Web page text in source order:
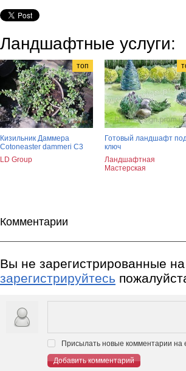
Ландшафтные услуги:
топ
Кизильник Даммера
Cotoneaster dammeri С3
LD Group
Готовый ландшафт
ключ
Ландшафтная
Мастерская
Комментарии
Вы не зарегистрированные на
зарегистрируйтесь
Присылать новые комментарии на
Добавить комментарий